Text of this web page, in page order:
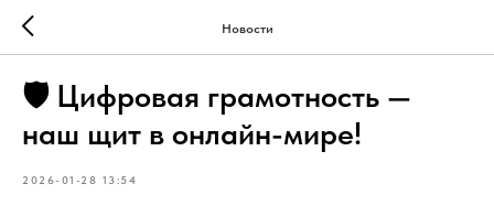
Новости
🛡️ Цифровая грамотность —
наш щит в онлайн-мире!
2026-01-28 13:54